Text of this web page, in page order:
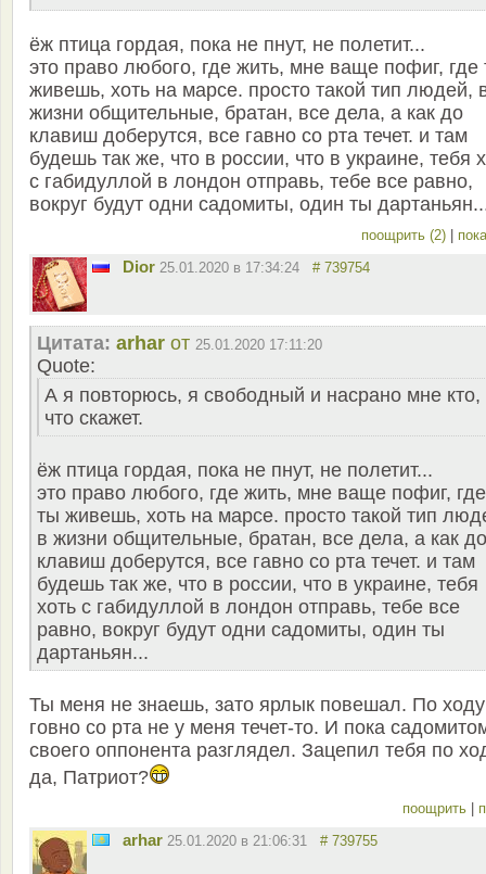
ёж птица гордая, пока не пнут, не полетит...
это право любого, где жить, мне ваще пофиг, где
живешь, хоть на марсе. просто такой тип людей,
жизни общительные, братан, все дела, а как до
клавиш доберутся, все гавно со рта течет. и там
будешь так же, что в россии, что в украине, тебя
с габидуллой в лондон отправь, тебе все равно,
вокруг будут одни садомиты, один ты
поощрить (2)
Dior 25.01.2020 в 17:34:24 # 739754
Цитата: arhar от 25.01.2020 17:11:20
Quote:
А я повторюсь, я свободный и насрано мне кто,
что скажет.
ёж птица гордая, пока не пнут, не полетит...
это право любого, где жить, мне ваще пофиг, где
ты живешь, хоть на марсе. просто такой тип
в жизни общительные, братан, все дела, а как до
клавиш доберутся, все гавно со рта течет. и там
будешь так же, что в россии, что в украине, тебя
хоть с габидуллой в лондон отправь, тебе все
равно, вокруг будут одни садомиты, один ты
дартаньян...
Ты меня не знаешь, зато ярлык повешал. По ходу
говно со рта не у меня течет-то. И пока
своего оппонента разглядел. Зацепил тебя по
да, Патриот?
поощрить
arhar 25.01.2020 в 21:06:31 # 739755